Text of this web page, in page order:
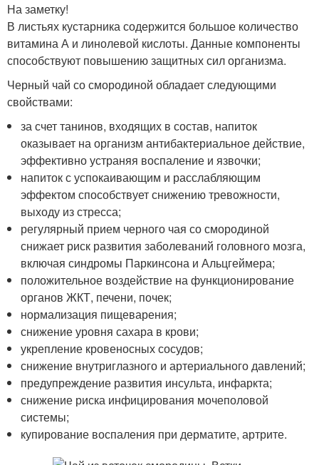
На заметку!
В листьях кустарника содержится большое количество
витамина А и линолевой кислоты. Данные компоненты
способствуют повышению защитных сил организма.
Черный чай со смородиной обладает следующими
свойствами:
за счет танинов, входящих в состав, напиток
оказывает на организм антибактериальное действие,
эффективно устраняя воспаление и язвочки;
напиток с успокаивающим и расслабляющим
эффектом способствует снижению тревожности,
выходу из стресса;
регулярный прием черного чая со смородиной
снижает риск развития заболеваний головного мозга,
включая синдромы Паркинсона и Альцгеймера;
положительное воздействие на функционирование
органов ЖКТ, печени, почек;
нормализация пищеварения;
снижение уровня сахара в крови;
укрепление кровеносных сосудов;
снижение внутриглазного и артериального давлений;
предупреждение развития инсульта, инфаркта;
снижение риска инфицирования мочеполовой
системы;
купирование воспаления при дерматите, артрите.